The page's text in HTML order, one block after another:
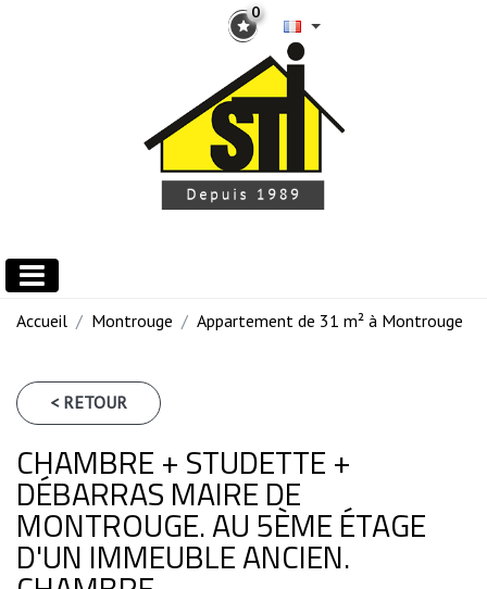
0
Accueil Montrouge Appartement de 31 m² à Montrouge
< RETOUR
CHAMBRE + STUDETTE +
DÉBARRAS MAIRE DE
MONTROUGE. AU 5ÈME ÉTAGE
D'UN IMMEUBLE ANCIEN.